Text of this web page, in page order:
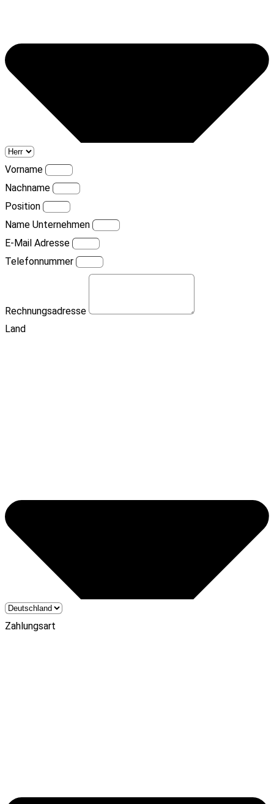
Vorname
Nachname
Position
Name Unternehmen
E-Mail Adresse
Telefonnummer
Rechnungsadresse
Land
Zahlungsart